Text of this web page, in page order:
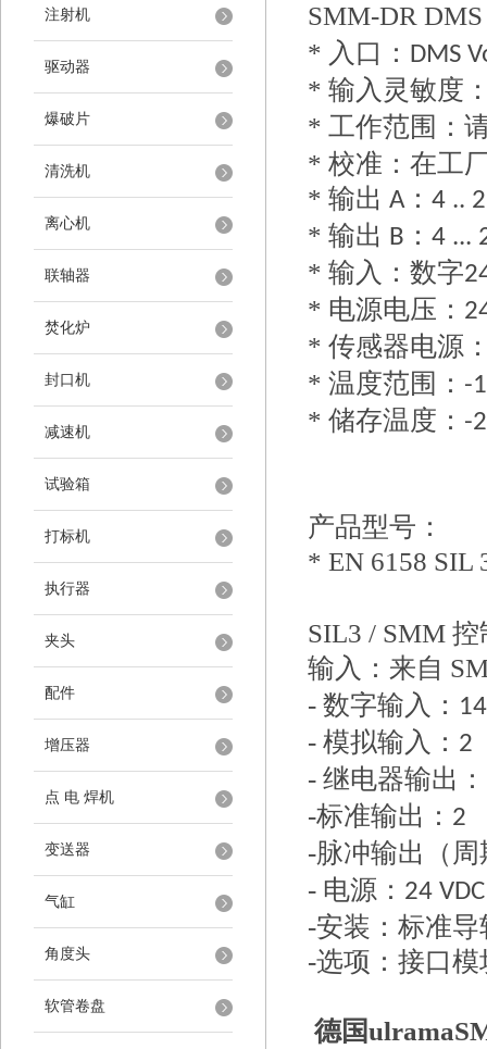
注射机
驱动器
爆破片
清洗机
离心机
联轴器
焚化炉
封口机
减速机
试验箱
打标机
执行器
夹头
配件
增压器
点 电 焊机
变送器
气缸
角度头
软管卷盘
SMM-DR
* 入口： DMS
* 输入灵敏度
* 工作范围：
* 校准：在工
* 输出 A ： 4 ..
* 输出 B ： 4 ...
* 输入：数字
* 电源电压：
* 传感器电源
* 温度范围： -
* 储存温度： -
产品型号：
* EN 6158 SIL
SIL3 / SMM 控
输入：来自
- 数字输入：
- 模拟输入： 2
- 继电器输出：
-标准输出： 2
-脉冲输出（周
- 电源： 24 VDC
-安装：标准导
-选项：接口模
德国